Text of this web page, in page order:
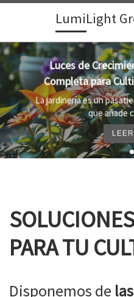
Skip to contentLumiLight
Lámparas
Al cultivar
PARA TU
Disponemos de